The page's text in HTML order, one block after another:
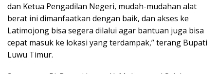
dan Ketua Pengadilan Negeri, mudah-mudahan alat
berat ini dimanfaatkan dengan baik, dan akses ke
Latimojong bisa segera dilalui agar bantuan juga bisa
cepat masuk ke lokasi yang terdampak,” terang Bupati
Luwu Timur.